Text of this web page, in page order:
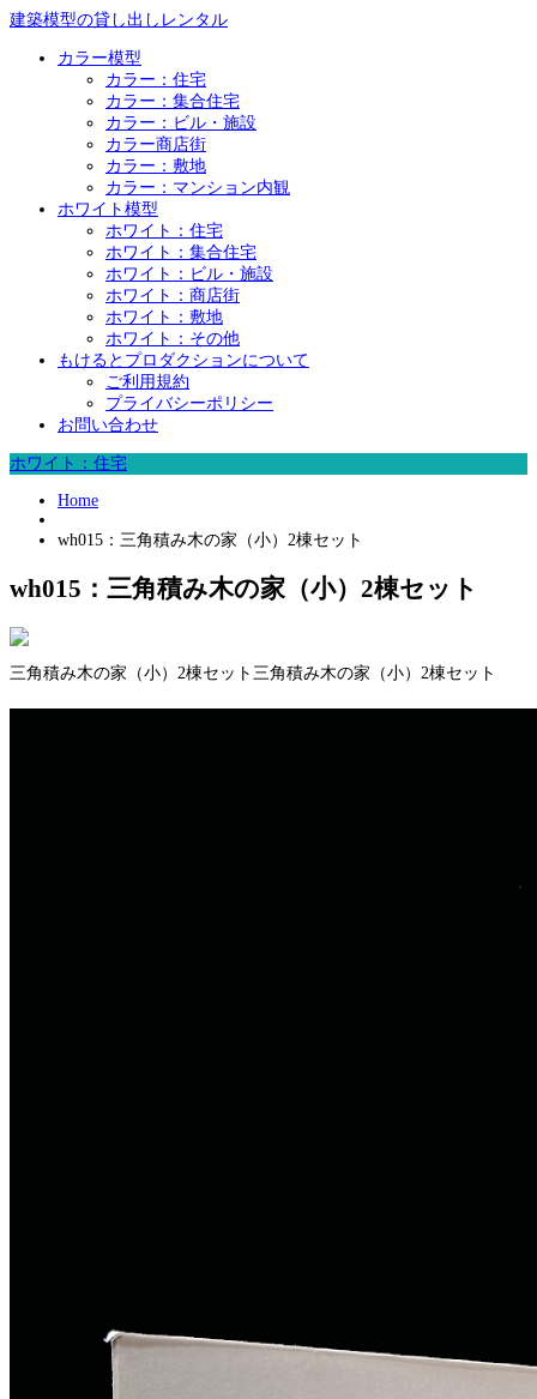
建築模型の貸し出しレンタル
カラー模型
カラー：住宅
カラー：集合住宅
カラー：ビル・施設
カラー商店街
カラー：敷地
カラー：マンション内観
ホワイト模型
ホワイト：住宅
ホワイト：集合住宅
ホワイト：ビル・施設
ホワイト：商店街
ホワイト：敷地
ホワイト：その他
もけるとプロダクションについて
ご利用規約
プライバシーポリシー
お問い合わせ
ホワイト：住宅
Home
wh015：三角積み木の家（小）2棟セット
wh015：三角積み木の家（小）2棟セット
三角積み木の家（小）2棟セット三角積み木の家（小）2棟セット